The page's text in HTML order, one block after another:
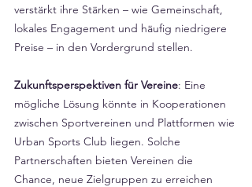
verstärkt ihre Stärken – wie Gemeinschaft,
lokales Engagement und häufig niedrigere
Preise – in den Vordergrund stellen.
Zukunftsperspektiven für Vereine: Eine
mögliche Lösung könnte in Kooperationen
zwischen Sportvereinen und Plattformen wie
Urban Sports Club liegen. Solche
Partnerschaften bieten Vereinen die
Chance, neue Zielgruppen zu erreichen